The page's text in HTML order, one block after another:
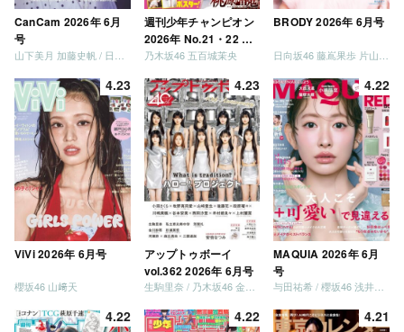
CanCam 2026年 6月
号
週刊少年チャンピオン
2026年 No.21・22 合
併号
乃木坂46 五百城茉央
BRODY 2026年 6月号
4.23
ViVi 2026年 6月号
櫻坂46 山﨑天
4.23
アップトゥボーイ
vol.362 2026年 6月号
生駒里奈 / 乃木坂46 金川紗耶 森平麗心
4.22
MAQUIA 2026年 6月
号
与田祐希 / 櫻坂46 浅井恋乃未
4.22 4.22 4.21